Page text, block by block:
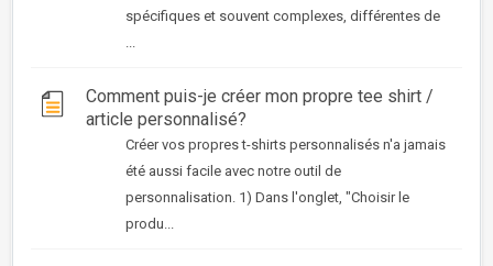
spécifiques et souvent complexes, différentes de
...
Comment puis-je créer mon propre tee shirt /
article personnalisé?
Créer vos propres t-shirts personnalisés n'a jamais
été aussi facile avec notre outil de
personnalisation. 1) Dans l'onglet, "Choisir le
produ...